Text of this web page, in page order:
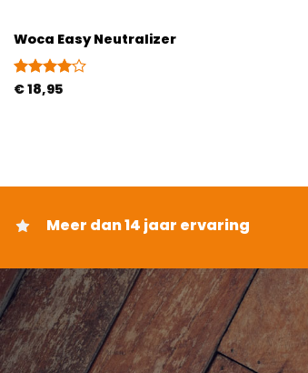
Woca Easy Neutralizer
Gewaardeerd
€18,95
Meer dan 14 jaar ervaring